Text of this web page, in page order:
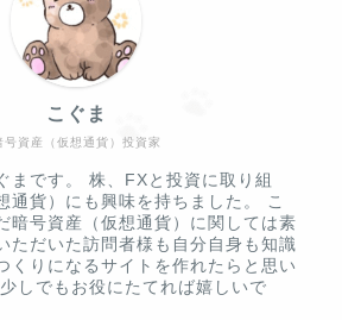
号資産（仮想通貨）投資家
こぐま
まです。 株、FXと投資に取り組
通貨）にも興味を持ちました。 こ
暗号資産（仮想通貨）に関しては素
ただいた訪問者様も自分自身も知識
くりになるサイトを作れたらと思い
しでもお役にたてれば嬉しいで